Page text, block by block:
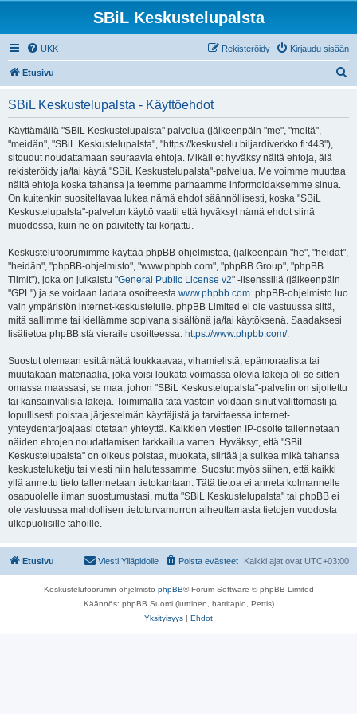
SBiL Keskustelupalsta
UKK Kirjaudu sisään
Rekisteröidy
Etusivu
SBiL Keskustelupalsta - Käyttöehdot
Käyttämällä "SBiL Keskustelupalsta" palvelua (jälkeenpäin "me", "meitä",
"meidän", "SBiL Keskustelupalsta", "https://keskustelu.biljardiverkko.fi:443"),
sitoudut noudattamaan seuraavia ehtoja. Mikäli et hyväksy näitä ehtoja, älä
rekisteröidy ja/tai käytä "SBiL Keskustelupalsta"-palvelua. Me voimme muuttaa
näitä ehtoja koska tahansa ja teemme parhaamme informoidaksemme sinua.
On kuitenkin suositeltavaa lukea nämä ehdot säännöllisesti, koska "SBiL
Keskustelupalsta"-palvelun käyttö vaatii että hyväksyt nämä ehdot siinä
muodossa, kuin ne on päivitetty tai korjattu.
Keskustelufoorumimme käyttää phpBB-ohjelmistoa, (jälkeenpäin "he", "heidät",
"heidän", "phpBB-ohjelmisto", "www.phpbb.com", "phpBB Group", "phpBB
Tiimit"), joka on julkaistu "General Public License v2" -lisenssillä (jälkeenpäin
"GPL") ja se voidaan ladata osoitteesta www.phpbb.com. phpBB-ohjelmisto luo
vain ympäristön internet-keskustelulle. phpBB Limited ei ole vastuussa siitä,
mitä sallimme tai kiellämme sopivana sisältönä ja/tai käytöksenä. Saadaksesi
lisätietoa phpBB:stä vieraile osoitteessa: https://www.phpbb.com/.
Suostut olemaan esittämättä loukkaavaa, vihamielistä, epämoraalista tai
muutakaan materiaalia, joka voisi loukata voimassa olevia lakeja oli se sitten
omassa maassasi, se maa, johon "SBiL Keskustelupalsta"-palvelin on sijoitettu
tai kansainvälisiä lakeja. Toimimalla tätä vastoin voidaan sinut välittömästi ja
lopullisesti poistaa järjestelmän käyttäjistä ja tarvittaessa internet-
yhteydentarjoajaasi otetaan yhteyttä. Kaikkien viestien IP-osoite tallennetaan
näiden ehtojen noudattamisen tarkkailua varten. Hyväksyt, että "SBiL
Keskustelupalsta" on oikeus poistaa, muokata, siirtää ja sulkea mikä tahansa
keskusteluketju tai viesti niin halutessamme. Suostut myös siihen, että kaikki
yllä annettu tieto tallennetaan tietokantaan. Tätä tietoa ei anneta kolmannelle
osapuolelle ilman suostumustasi, mutta "SBiL Keskustelupalsta" tai phpBB ei
ole vastuussa mahdollisen tietoturvamurron aiheuttamasta tietojen vuodosta
ulkopuolisille tahoille.
Etusivu Kaikki ajat ovat UTC+03:00
Poista evästeet
Viesti Ylläpidolle
Keskustelufoorumin ohjelmisto phpBB® Forum Software © phpBB Limited
Käännös: phpBB Suomi (lurttinen, harritapio, Pettis)
Yksityisyys | Ehdot